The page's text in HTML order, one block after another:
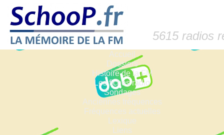
5615 radios
Accueil
Dossiers
Histoire de la FM
Les fiches radio
Sondages
Anciennes fréquences
Fréquences actuelles
Lexique
Liens